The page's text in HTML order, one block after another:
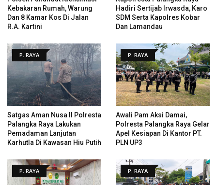
Kebakaran Rumah, Warung
Dan 8 Kamar Kos Di Jalan
R.A. Kartini
Hadiri Sertijab Irwasda, Karo
SDM Serta Kapolres Kobar
Dan Lamandau
P. RAYA
Satgas Aman Nusa II Polresta
Palangka Raya Lakukan
Pemadaman Lanjutan
Karhutla Di Kawasan Hiu Putih
P. RAYA
Awali Pam Aksi Damai,
Polresta Palangka Raya Gelar
Apel Kesiapan Di Kantor PT.
PLN UP3
P. RAYA P. RAYA